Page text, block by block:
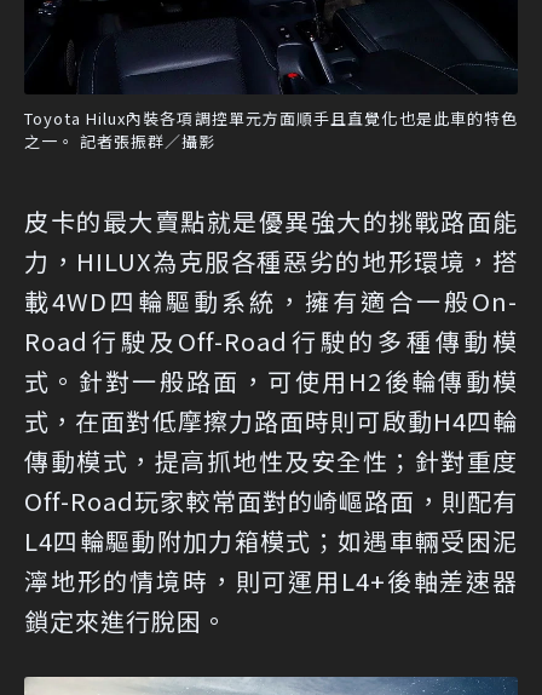
Toyota Hilux內裝各項調控單元方面順手且直覺化也是此車的特色
之一。 記者張振群／攝影
皮卡的最大賣點就是優異強大的挑戰路面能
力，HILUX為克服各種惡劣的地形環境，搭
載4WD四輪驅動系統，擁有適合一般On-
Road行駛及Off-Road行駛的多種傳動模
式。針對一般路面，可使用H2後輪傳動模
式，在面對低摩擦力路面時則可啟動H4四輪
傳動模式，提高抓地性及安全性；針對重度
Off-Road玩家較常面對的崎嶇路面，則配有
L4四輪驅動附加力箱模式；如遇車輛受困泥
濘地形的情境時，則可運用L4+後軸差速器
鎖定來進行脫困。